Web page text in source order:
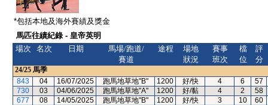
*包括本地及海外賽績及獎金
馬匹往績紀錄 - 皇帝英明
場次
名次 日期
馬場/跑道/
賽道
途程
場地
狀況
賽事
班次
檔
位
評
分
24/25 馬季
843
04 16/07/2025 跑馬地草地"B" 1200 好/快 4 6
57
730
03 04/06/2025 跑馬地草地"A" 1200 好/黏 4 2
58
677
08 14/05/2025 跑馬地草地"B" 1200 好/快 3 10
60